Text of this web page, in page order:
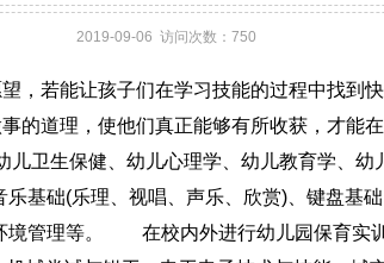
2019-09-06 访问次数：750
，若能让孩子们在学习技能的过程中找到
的道理，使他们真正能够有所收获，才能
生保健、幼儿心理学、幼儿教育学、幼
乐基础(乐理、视唱、声乐、欣赏)、键盘基
境管理等。 在校内外进行幼儿园保育实